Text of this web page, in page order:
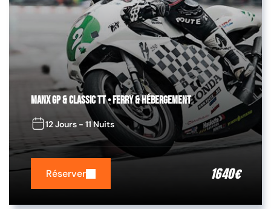
Manx GP & Classic TT • Ferry & Hébergement
12 Jours - 11 Nuits
Réserver 1640€